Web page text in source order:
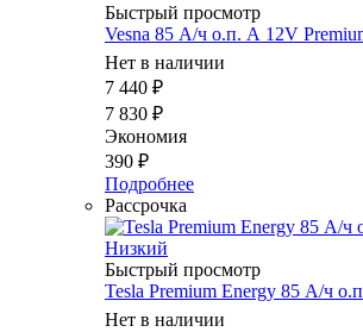
Быстрый просмотр
Vesna 85 А/ч о.п. А 12V
Нет в наличии
7 440 ₽
7 830 ₽
Экономия
390 ₽
Подробнее
Рассрочка
Быстрый просмотр
Tesla Premium Energy 85 А/ч
Нет в наличии